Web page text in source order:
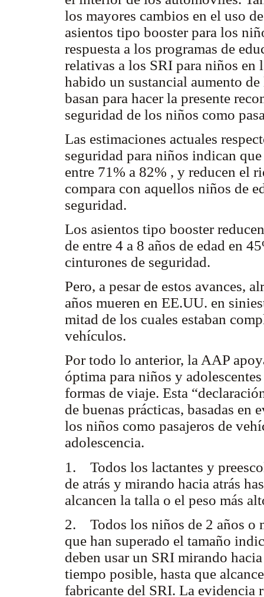
los mayores cambios en el uso
asientos tipo booster para los
respuesta a los programas de
relativas a los SRI para niños en
habido un sustancial aumento
basan para hacer la presente
seguridad de los niños como
Las estimaciones actuales
seguridad para niños indican
entre 71% a 82% , y reducen el
compara con aquellos niños de
seguridad.
Los asientos tipo booster
de entre 4 a 8 años de edad en
cinturones de seguridad.
Pero, a pesar de estos avances,
años mueren en EE.UU. en
mitad de los cuales estaban
vehículos.
Por todo lo anterior, la AAP
óptima para niños y
formas de viaje. Esta
de buenas prácticas, basadas
los niños como pasajeros de
adolescencia.
1. Todos los lactantes y
de atrás y mirando hacia atrás
alcancen la talla o el peso más
2. Todos los niños de 2 años o
que han superado el tamaño
deben usar un SRI mirando
tiempo posible, hasta que
fabricante del SRI. La evidencia